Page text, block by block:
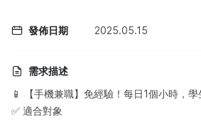
發佈日期 2025.05.15
需求描述
📱 ‌【手機兼職】免經驗！每日1個小時，
✅ ‌適合對象‌